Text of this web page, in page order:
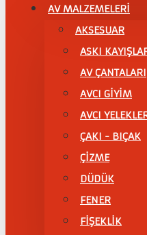
AV MALZEMELERİ
AKSESUAR
ASKI
AV ÇANTALARI
AVCI GİYİM
AVCI
ÇAKI - BIÇAK
ÇİZME
DÜDÜK
FENER
FİŞEKLİK